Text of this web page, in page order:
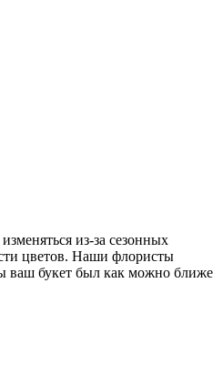
из-за сезонных
цветов. Наши флористы
ваш букет был как можно ближе